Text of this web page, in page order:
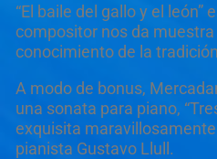
“El baile del gallo y el león”
compositor nos da
conocimiento de la
A modo de bonus,
una sonata para piano,
exquisita
pianista Gustavo Llull.